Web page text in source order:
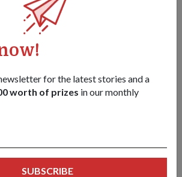
for the latest stories and a
worth of prizes in our monthly
SUBSCRIBE
kami adalah kecil kami perlu
titisan darah yang diderma," kata MEJ
lebihan platelet terkumpul daripada
dan membekukan yang tidak diperlukan
kecemasan kelak."
DTP kepada MEJ (Dr) Wang (tengah),
bagi pihak Pasukan Kajian Kriopreservasi